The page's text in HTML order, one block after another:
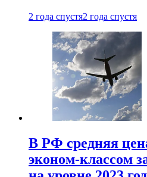
2 года спустя2 года спустя
В РФ средняя
эконом-классом